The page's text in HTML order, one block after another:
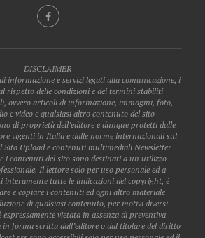
DISCLAIMER
informazione e servizi legati alla comunicazione, i
rispetto delle condizioni e dei termini stabiliti
ovvero articoli di informazione, immagini, foto,
e video e qualsiasi altro contenuto del sito
di proprietà dell’editore e dunque protetti dalle
vigenti in Italia e dalle norme internazionali sul
Sito Upload e contenuti multimediali Newsletter
i contenuti del sito sono destinati a un utilizzo
Il lettore solo per uso personale ed a
interamente tutte le indicazioni del copyright, è
e copiare i contenuti ed ogni altro materiale
di qualsiasi contenuto, per motivi diversi
espressamente vietata in assenza di preventiva
forma scritta dall’editore o dal titolare del diritto